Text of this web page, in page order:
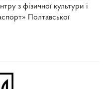
з фізичної культури і
Полтавської